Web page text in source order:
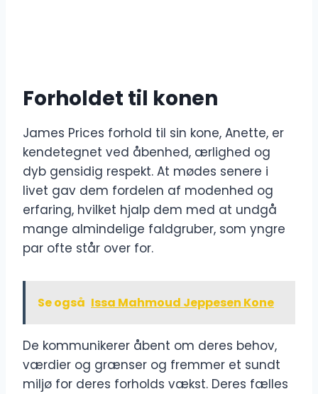
Forholdet til konen
James Prices forhold til sin kone, Anette, er
kendetegnet ved åbenhed, ærlighed og
dyb gensidig respekt. At mødes senere i
livet gav dem fordelen af modenhed og
erfaring, hvilket hjalp dem med at undgå
mange almindelige faldgruber, som yngre
par ofte står over for.
Se også Issa Mahmoud Jeppesen Kone
De kommunikerer åbent om deres behov,
værdier og grænser og fremmer et sundt
miljø for deres forholds vækst. Deres fælles